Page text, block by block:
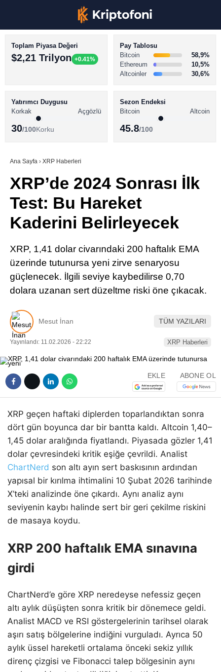
Youtube
LinkedIn
Telegram
BİTCOİN HABERLERİ
ALTCOİN HABERLERİ
SÖZLÜK
Toplam Piyasa Değeri
$2,21 Trilyon +0.41%
Pay Tablosu
Bitcoin
58,9%
Ethereum
10,5%
Altcoinler
30,6%
Yatırımcı Duygusu
Korkak
Açgözlü
30/100Korku
Sezon Endeksi
Bitcoin
Altcoin
45.8/100
Ana Sayfa › XRP Haberleri
XRP’de 2024 Sonrası İlk
Test: Bu Hareket
Kaderini Belirleyecek
XRP, 1,41 dolar civarındaki 200 haftalık EMA
üzerinde tutunursa yeni zirve senaryosu
güçlenecek. İlgili seviye kaybedilirse 0,70
dolara uzanan sert düzeltme riski öne çıkacak.
Mesut İnan TÜM YAZILARI
Yayınlandı: 11.02.2026 - 22:22 XRP Haberleri
EKLE ABONE OL
XRP geçen haftaki diplerden toparlandıktan sonra
dört gün boyunca dar bir bantta kaldı. Altcoin 1,40–
1,45 dolar aralığında fiyatlandı. Piyasada gözler 1,41
dolar çevresindeki kritik eşiğe çevrildi. Analist
ChartNerd son altı ayın sert baskısının ardından
yapısal bir kırılma ihtimalini 10 Şubat 2026 tarihinde
X’teki analizinde öne çıkardı. Aynı analiz aynı
seviyenin kaybı halinde sert bir geri çekilme riskini
de masaya koydu.
XRP 200 haftalık EMA sınavına
girdi
ChartNerd’e göre XRP neredeyse nefessiz geçen
altı aylık düşüşten sonra kritik bir dönemece geldi.
Analist MACD ve RSI göstergelerinin tarihsel olarak
aşırı satış bölgelerine indiğini vurguladı. Ayrıca 50
aylık üssel hareketli ortalama önceki sekiz yıllık
direnç çizgisi ve Fibonacci talep bölgesinin aynı